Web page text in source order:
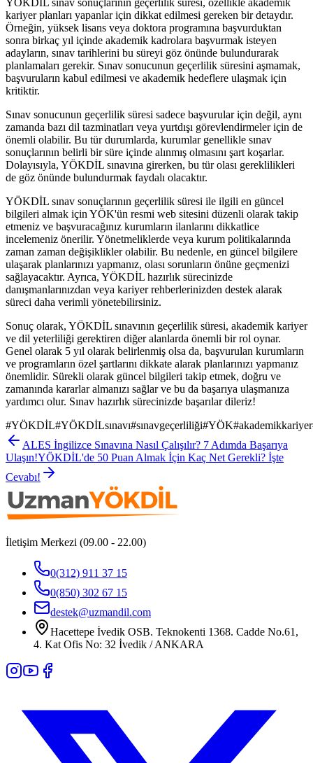
kariyer planları yapanlar için dikkat edilmesi gereken bir detaydır.
Örneğin, yüksek lisans veya doktora programına başvurduktan
sonra birkaç yıl içinde akademik kadrolara başvurmak isteyen
adayların, sınav tarihlerini bu süreyi göz önünde bulundurarak
planlamaları gerekir. Sınav sonucunun geçerlilik süresini aşmamak,
başvuruların kabul edilmesi ve akademik hedeflere ulaşmak için
kritiktir.
Sınav sonucunun geçerlilik süresi sadece başvurular için değil, aynı
zamanda bazı dil tazminatları veya yurtdışı görevlendirmeler için de
önemli olabilir. Bu tür durumlarda, kurumlar genellikle sınav
sonuçlarının belirli bir süre içinde alınmış olmasını şart koşarlar.
Dolayısıyla, YÖKDİL sınavına girerken, bu tür olası gereklilikleri
de göz önünde bulundurmak faydalı olacaktır.
YÖKDİL sınav sonuçlarının geçerlilik süresi ile ilgili en güncel
bilgileri almak için YÖK'ün resmi web sitesini düzenli olarak takip
etmeniz ve başvuracağınız kurumların ilanlarını dikkatlice
incelemeniz önerilir. Yönetmeliklerde veya kurum politikalarında
zaman zaman değişiklikler olabilir. Bu nedenle, en güncel bilgilere
ulaşarak planlarınızı yapmanız, olası sorunların önüne geçmenizi
sağlayacaktır. Ayrıca, YÖKDİL hazırlık sürecinizde
danışmanlarınızdan veya kariyer rehberlerinizden destek alarak
süreci daha verimli yönetebilirsiniz.
Sonuç olarak, YÖKDİL sınavının geçerlilik süresi, akademik kariyer
ve dil yeterliliği gerektiren diğer alanlarda önemli bir rol oynar.
Genel olarak 5 yıl olarak belirlenmiş olsa da, başvurulan kurumların
ve programların özel şartlarını dikkate alarak planlarınızı yapmanız
önemlidir. Sürekli olarak güncel bilgileri takip etmek, doğru ve
zamanında kararlar almanızı sağlar ve bu da başarıya ulaşmanıza
yardımcı olur. Sınav hazırlık sürecinizde başarılar dileriz!
#YÖKDİL#YÖKDİLsınavı#sınavgeçerliliği#YÖK#akademikkariyer
ALES İngilizce Sınavına Nasıl Çalışılır? 7 Adımda Başarıya
Ulaşın!YÖKDİL'de 50 Puan Almak İçin Kaç Net Gerekli? İşte
Cevabı!
İletişim Merkezi (09.00 - 22.00)
0(312) 911 37 15
0(850) 302 67 15
destek@uzmandil.com
Hacettepe İvedik OSB. Teknokenti 1368. Cadde No.61,
4. Kat Ofis No: 32 İvedik / ANKARA